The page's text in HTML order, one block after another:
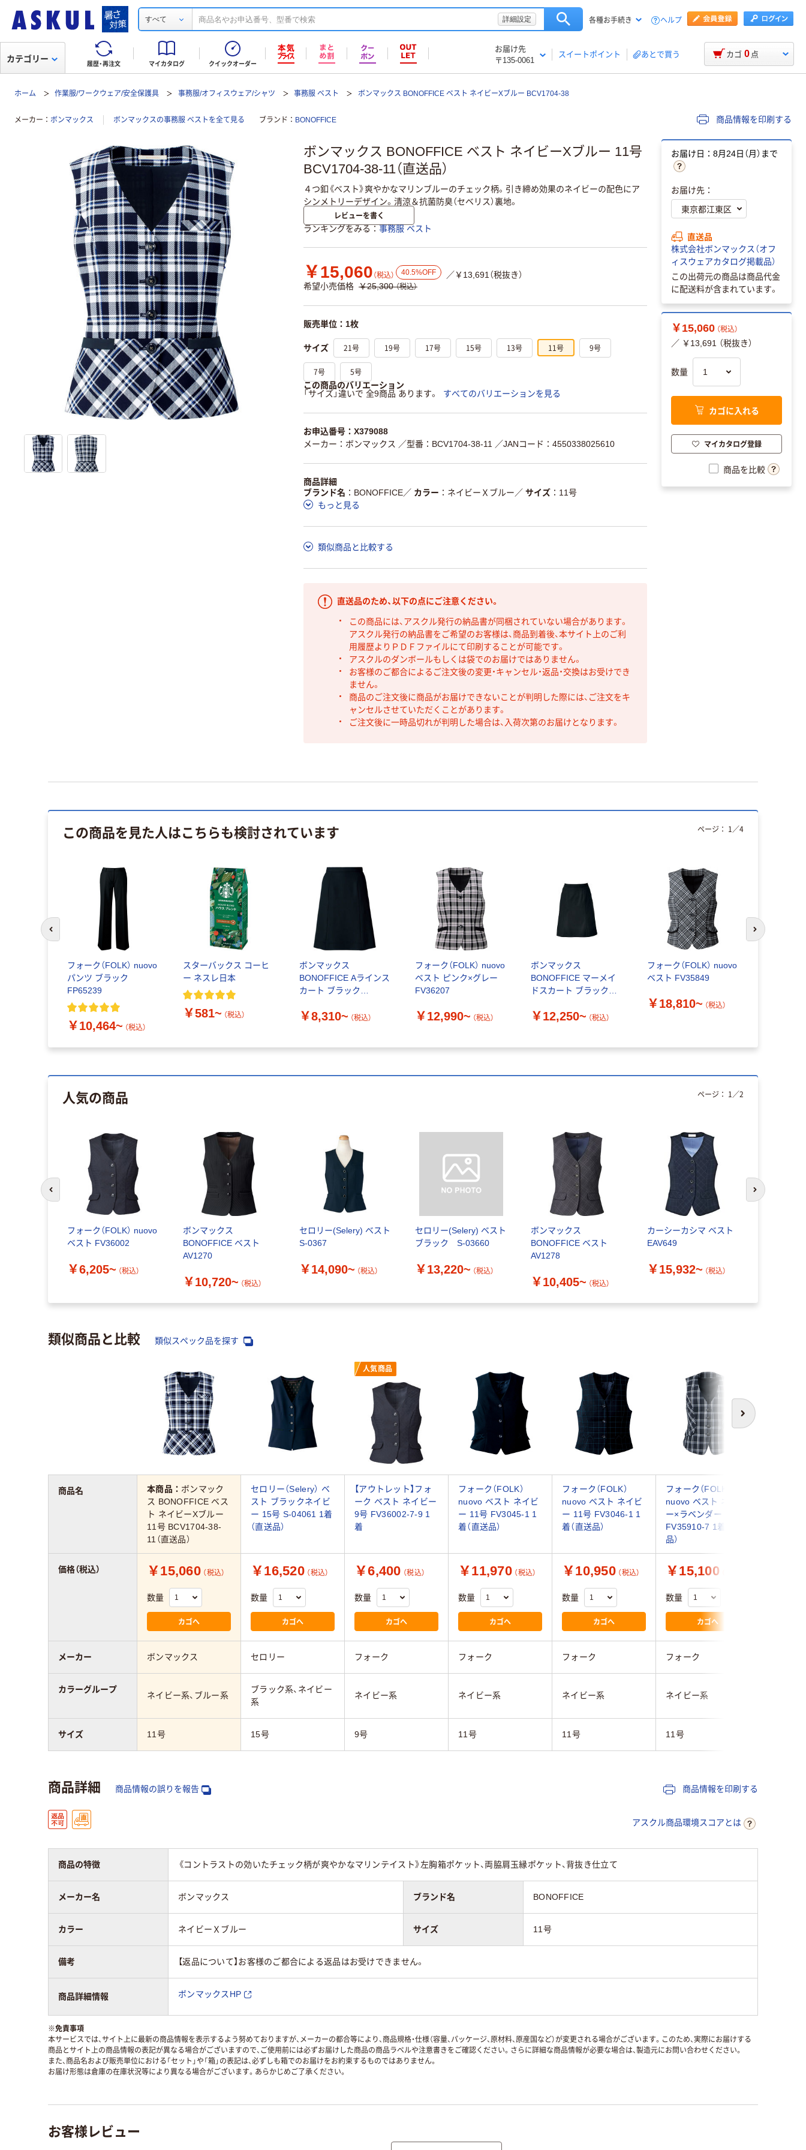
すべて 詳細設定 各種お手続き ヘルプ
履歴・再注文 マイカタログ クイックオーダー
お届け先
〒135-0061
スイートポイント あとで買う
カテゴリー カゴ 0 点
ホーム 作業服/ワークウェア/安全保護具 事務服/オフィスウェア/シャツ 事務服 ベスト ボンマックス BONOFFICE ベスト ネイビーXブルー BCV1704-38
メーカー ボンマックス ボンマックスの事務服 ベストを全て見る ブランド BONOFFICE 商品情報を印刷する
ボンマックス BONOFFICE ベスト ネイビーXブルー 11号
BCV1704-38-11（直送品）
４つ釦《ベスト》爽やかなマリンブルーのチェック柄。引き締め効果のネイビーの配色にア
シンメトリーデザイン。清涼＆抗菌防臭（セベリス）裏地。
レビューを書く
ランキングをみる 事務服 ベスト
￥15,060 （税込） 40.5%OFF
／￥13,691（税抜き）
希望小売価格 ￥25,300 （税込）
販売単位：1枚
サイズ 21号 19号 17号 15号 13号 11号 9号
7号 5号
この商品のバリエーション
「サイズ」違いで 全9商品 あります。
すべてのバリエーションを見る
お申込番号：X379088
メーカー：ボンマックス ／型番：BCV1704-38-11 ／JANコード：4550338025610
商品詳細
ブランド名
BONOFFICE／ カラー ネイビーＸブルー ／ サイズ
11号
もっと見る
類似商品と比較する
直送品のため、以下の点にご注意ください。
この商品には、アスクル発行の納品書が同梱されていない場合があります。
アスクル発行の納品書をご希望のお客様は、商品到着後、本サイト上のご利
用履歴よりＰＤＦファイルにて印刷することが可能です。
アスクルのダンボールもしくは袋でのお届けではありません。
お客様のご都合によるご注文後の変更・キャンセル・返品・交換はお受けでき
ません。
商品のご注文後に商品がお届けできないことが判明した際には、ご注文をキ
ャンセルさせていただくことがあります。
ご注文後に一時品切れが判明した場合は、入荷次第のお届けとなります。
お届け日：8月24日（月）まで
お届け先：
直送品
株式会社ボンマックス（オフ
ィスウェアカタログ掲載品）
この出荷元の商品は商品代金
に配送料が含まれています。
￥15,060 （税込）
／ ￥13,691 （税抜き）
数量
カゴに入れる
マイカタログ登録
商品を比較
この商品を見た人はこちらも検討されています
フォーク（FOLK） nuovo
パンツ ブラック
FP65239
￥10,464~ （税込）
スターバックス コーヒ
ー ネスレ日本
￥581~ （税込）
ボンマックス
BONOFFICE Aラインス
カート ブラック
￥8,310~ （税込）
フォーク（FOLK） nuovo
ベスト ピンク×グレー
FV36207
￥12,990~ （税込）
ボンマックス
BONOFFICE マーメイ
ドスカート ブラック
￥12,250~ （税込）
フォーク（FOLK） nuovo
ベスト FV35849
￥18,810~ （税込）
ページ： 1 ／4
前のスライドへ 次のスライド
人気の商品
フォーク（FOLK） nuovo
ベスト FV36002
￥6,205~ （税込）
ボンマックス
BONOFFICE ベスト
AV1270
￥10,720~ （税込）
セロリー(Selery) ベスト
S-0367
￥14,090~ （税込）
セロリー(Selery) ベスト
ブラック S-03660
￥13,220~ （税込）
ボンマックス
BONOFFICE ベスト
AV1278
￥10,405~ （税込）
カーシーカシマ ベスト
EAV649
￥15,932~ （税込）
ページ： 1 ／2
前のスライドへ 次のスライド
類似商品と比較 類似スペック品を探す
次へ
人気商品
本商品： ボンマック
ス BONOFFICE ベス
ト ネイビーXブルー
11号 BCV1704-38-
11（直送品）
セロリー（Selery） ベ
スト ブラックネイビ
ー 15号 S-04061 1着
（直送品）
【アウトレット】フォ
ーク ベスト ネイビー
9号 FV36002-7-9 1
着
フォーク（FOLK）
nuovo ベスト ネイビ
ー 11号 FV3045-1 1
着（直送品）
フォーク（FOLK）
nuovo ベスト ネイビ
ー 11号 FV3046-1 1
着（直送品）
フォーク（FOLK）
nuovo ベスト ネイビ
ー×ラベンダー 11号
FV35910-7 1着（直送
品）
￥15,060 （税込）
数量
カゴへ
￥16,520 （税込）
数量
カゴへ
￥6,400 （税込）
数量
カゴへ
￥11,970 （税込）
数量
カゴへ
￥10,950 （税込）
数量
カゴへ
￥15,100
数量
カゴへ
ボンマックス セロリー フォーク フォーク フォーク フォーク
ネイビー系、ブルー系
ブラック系、ネイビー
系
ネイビー系 ネイビー系 ネイビー系 ネイビー系
11号 15号 9号 11号 11号 11号
商品名
価格（税込）
メーカー
カラーグループ
サイズ
商品詳細 商品情報の誤りを報告 商品情報を印刷する
アスクル商品環境スコアとは
商品の特徴 《コントラストの効いたチェック柄が爽やかなマリンテイスト》左胸箱ポケット、両脇肩玉縁ポケット、背抜き仕立て
メーカー名 ボンマックス ブランド名 BONOFFICE
カラー ネイビーＸブルー サイズ 11号
備考 【返品について】お客様のご都合による返品はお受けできません。
商品詳細情報 ボンマックスHP
※免責事項
本サービスでは、サイト上に最新の商品情報を表示するよう努めておりますが、メーカーの都合等により、商品規格・仕様（容量、パッケージ、原材料、原産国など）が変更される場合がございます。このため、実際にお届けする
商品とサイト上の商品情報の表記が異なる場合がございますので、ご使用前には必ずお届けした商品の商品ラベルや注意書きをご確認ください。さらに詳細な商品情報が必要な場合は、製造元にお問い合わせください。
また、商品名および販売単位における「セット」や「箱」の表記は、必ずしも箱でのお届けをお約束するものではありません。
お届け形態は倉庫の在庫状況等により異なる場合がございます。あらかじめご了承ください。
お客様レビュー